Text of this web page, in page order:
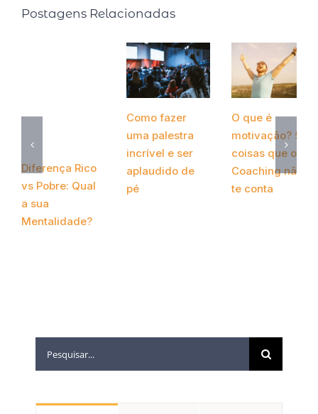
Postagens Relacionadas
Diferença Rico
vs Pobre: Qual
a sua
Mentalidade?
Como fazer
uma palestra
incrível e ser
aplaudido de
pé
O que é
motivação? 5
coisas que o
Coaching não
te conta